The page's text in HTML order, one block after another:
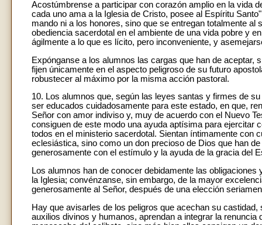
Acostúmbrense a participar con corazón amplio en la vida
cada uno ama a la Iglesia de Cristo, posee al Espíritu
mando ni a los honores, sino que se entregan totalmente
obediencia sacerdotal en el ambiente de una vida pobre y
ágilmente a lo que es lícito, pero inconveniente, y
Expónganse a los alumnos las cargas que han de
fijen únicamente en el aspecto peligroso de su futuro
robustecer al máximo por la misma acción pastoral.
10. Los alumnos que, según las leyes santas y firmes de
ser educados cuidadosamente para este estado, en que,
Señor con amor indiviso y, muy de acuerdo con el Nuevo
consiguen de este modo una ayuda aptísima para ejercitar
todos en el ministerio sacerdotal. Sientan íntimamente con
eclesiástica, sino como un don precioso de Dios que han
generosamente con el estímulo y la ayuda de la gracia del
Los alumnos han de conocer debidamente las
la Iglesia; convénzanse, sin embargo, de la mayor
generosamente al Señor, después de una elección
Hay que avisarles de los peligros que acechan su
auxilios divinos y humanos, aprendan a integrar la